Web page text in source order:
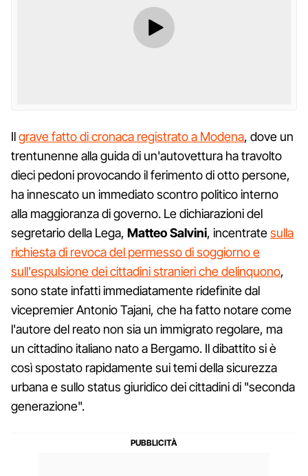
Ilgrave fatto di cronaca registrato a Modena, dove un
trentunenne alla guida di un'autovettura ha travolto
dieci pedoni provocando il ferimento di otto persone,
ha innescato un immediato scontro politico interno
alla maggioranza di governo. Le dichiarazioni del
segretario della Lega, Matteo Salvini, incentratesulla
richiesta di revoca del permesso di soggiorno e
sull'espulsione dei cittadini stranieri che delinquono,
sono state infatti immediatamente ridefinite dal
vicepremier Antonio Tajani, che ha fatto notare come
l'autore del reato non sia un immigrato regolare, ma
un cittadino italiano nato a Bergamo. Il dibattito si è
così spostato rapidamente sui temi della sicurezza
urbana e sullo status giuridico dei cittadini di "seconda
generazione".